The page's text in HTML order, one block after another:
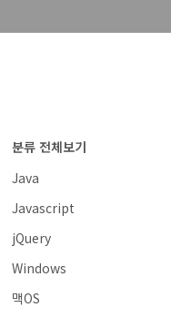
분류 전체보기
Java
Javascript
jQuery
Windows
맥OS